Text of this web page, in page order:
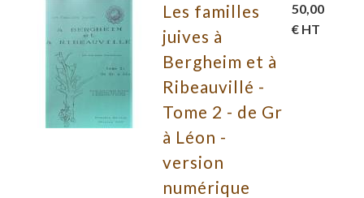
Les familles
juives à
Bergheim et à
Ribeauvillé -
Tome 2 - de Gr
à Léon -
version
numérique
50,00
€ HT